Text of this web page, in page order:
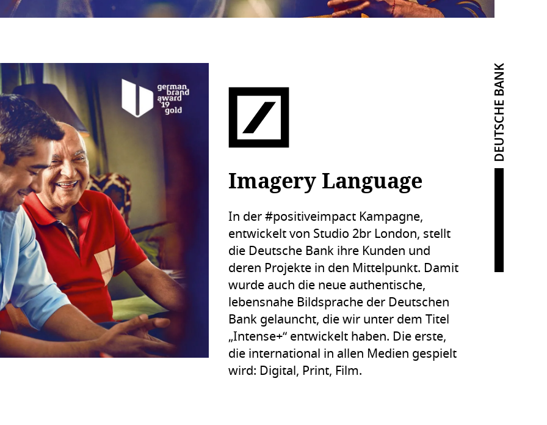
Imagery Language
In der #positiveimpact Kampagne,
entwickelt von Studio 2br London, stellt
die Deutsche Bank ihre Kunden und
deren Projekte in den Mittelpunkt. Damit
wurde auch die neue authentische,
lebensnahe Bildsprache der Deutschen
Bank gelauncht, die wir unter dem Titel
„Intense+“ entwickelt haben. Die erste,
die international in allen Medien gespielt
wird: Digital, Print, Film.
DEUTSCHE BANK